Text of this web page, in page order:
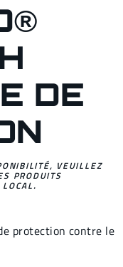
DE
VEUILLEZ
PRODUITS
protection contre le